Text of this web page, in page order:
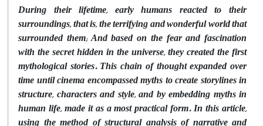
During their lifetime, early humans reacted to their
surroundings, that is, the terrifying and wonderful world that
surrounded them; And based on the fear and fascination
with the secret hidden in the universe, they created the first
mythological stories. This chain of thought expanded over
time until cinema encompassed myths to create storylines in
structure, characters and style, and by embedding myths in
human life, made it as a most practical form. In this article,
using the method of structural analysis of narrative and